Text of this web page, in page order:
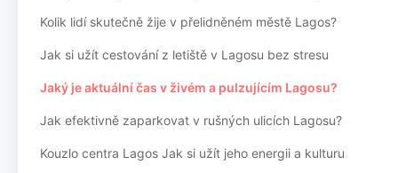
Kolik lidí skutečně žije v přelidněném městě Lagos?
Jak si užít cestování z letiště v Lagosu bez stresu
Jaký je aktuální čas v živém a pulzujícím Lagosu?
Jak efektivně zaparkovat v rušných ulicích Lagosu?
Kouzlo centra Lagos Jak si užít jeho energii a kulturu